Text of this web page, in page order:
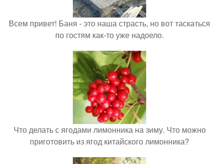
Всем привет! Баня - это наша страсть, но вот таскаться
по гостям как-то уже надоело.
Что делать с ягодами лимонника на зиму. Что можно
приготовить из ягод китайского лимонника?